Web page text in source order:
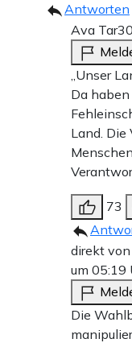
Antworten
Ava Tar
„Unser
Da
Land. Die
73
direkt von
um 05:19
Die